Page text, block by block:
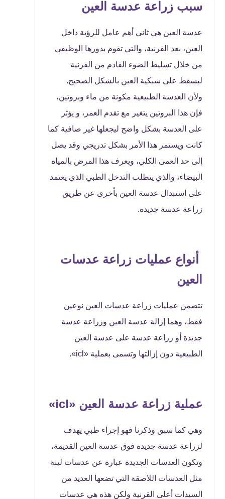
سبب زراعة عدسة العين
عدسة العين هي ثاني أهم عامل للرؤية داخل
العين، بعد القرنية، والتي تقوم بدورها الوظيفي
من خلال تسليط الضوء القادم من القرنية
ليسقط على شبكية العين بالشكل الصحيح.
ولأن العدسة الطبيعية مكونة من ماء وبروتين،
فإن هذا البروتين يتغير مع تقدم العمر، و يؤثر
على العدسة بشكل واضح ليجعلها غير صافية كما
كانت ويستمر هذا الأمر بشكل تدريجي وقد يصل
إلى حد العمى الكلي، ويعرف هذا المرض بالمياه
البيضاء، والذي يتطلب التدخل الطبي الذي يعتمد
على استبدال عدسة العين بأخرى عن طريق
زراعة عدسة جديدة.
أنواع عمليات زراعة عدسات
العين
تتضمن عمليات زراعة عدسات العين نوعين
فقط، وهما إزالة عدسة العين وزراعة عدسة
جديدة أو زراعة عدسة على عدسة العين
الطبيعية دون إزالتها وتسمى بعملية «icl».
عملية زراعة عدسة العين «icl
»
وهي كما سبق وذكرنا فهو إجراء طبي يهدف
لزراعة عدسة جديدة فوق عدسة العين القديمة،
وتكون العدسات الجديدة عبارة عن عدسات لينة
مثل العدسات اللاصقة التي تضعها العديد من
السيدات أعلى القرنية ولكن هذه هي عدسات